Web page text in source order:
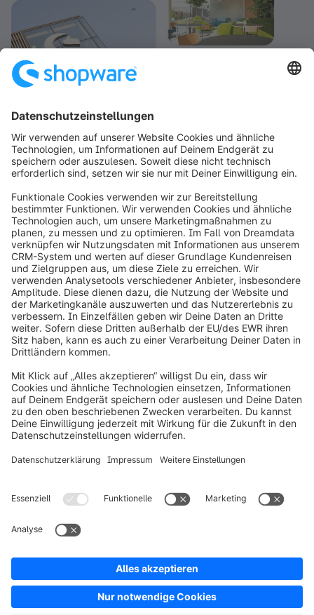
info@shopware.com
Produkt
Lösungen
Partner
Entwickler
Ressourcen